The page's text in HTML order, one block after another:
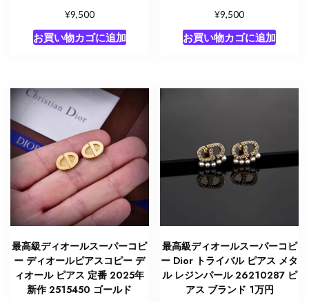
¥9,500
お買い物カゴに追加
¥9,500
お買い物カゴに追加
最高級ディオールスーパーコピ
ー ディオールピアスコピー デ
ィオール ピアス 定番 2025年
新作 2515450 ゴールド
最高級ディオールスーパーコピ
ー Dior トライバル ピアス メタ
ル レジンパール 26210287 ピ
アス ブランド 1万円